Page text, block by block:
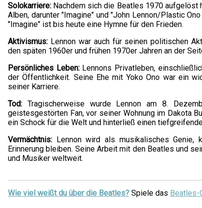
Solokarriere: Nachdem sich die Beatles 1970 aufgelöst
Alben, darunter "Imagine" und "John Lennon/Plastic
"Imagine" ist bis heute eine Hymne für den Frieden.
Aktivismus: Lennon war auch für seinen politischen
den späten 1960er und frühen 1970er Jahren an der
Persönliches Leben: Lennons Privatleben,
der Öffentlichkeit. Seine Ehe mit Yoko Ono war ein
seiner Karriere.
Tod: Tragischerweise wurde Lennon am 8.
geistesgestörten Fan, vor seiner Wohnung im Dakota
ein Schock für die Welt und hinterließ einen
Vermächtnis: Lennon wird als musikalisches
Erinnerung bleiben. Seine Arbeit mit den Beatles und
und Musiker weltweit.
Wie viel weißt du über die Beatles? Spiele das Beatles-